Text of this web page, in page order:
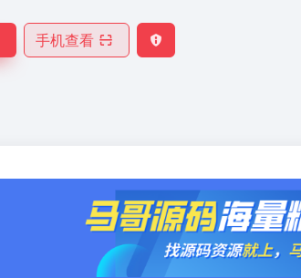
手机查看